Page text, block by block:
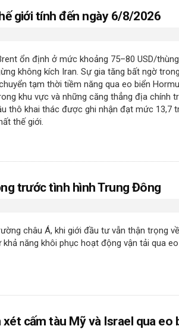
giới tính đến ngày 6/8/2026
ổn định ở mức khoảng 75–80 USD/
không kích Iran. Sự gia tăng bất ngờ trong
tạm thời tiềm năng qua eo biển
khu vực và những căng thẳng địa chính
thô khai thác được ghi nhận đạt mức 13,7
thế giới.
trước tình hình Trung Đông
châu Á, khi giới đầu tư vẫn thận trọng về
năng khôi phục hoạt động vận tải qua eo
cấm tàu Mỹ và Israel qua eo